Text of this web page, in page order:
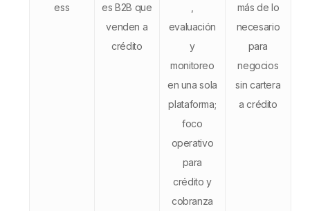
ess
es B2B que
venden a
crédito
evaluación
y
monitoreo
en una sola
plataforma;
foco
operativo
para
crédito y
cobranza
más de lo
necesario
para
negocios
sin cartera
a crédito